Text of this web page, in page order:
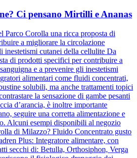
Ci pensano Mirtilli e Ananas
Parco Corolla una ricca proposta di
a migliorare la circolazione
inestetismi cutanei della cellulite Da
di prodotti specifici per contribuire a
e a prevenire gli inestetismi
alimentari come fluidi concentrati,
solubili, ma anche trattamenti topici
la sensazione di gambe pesanti
d’arancia, è inoltre importante
seguire una corretta alimentazione e
Alcuni esempi disponibili al negozio
di Milazzo? Fluido Concentrato gusto
Plus: Integratore alimentare, con
secchi di: Betulla, Orthosiphon, Verga